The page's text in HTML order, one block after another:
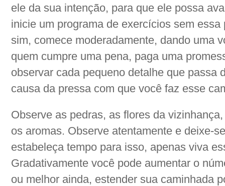
ele da sua intenção, para que ele possa
inicie um programa de exercícios sem
sim, comece moderadamente, dando uma
quem cumpre uma pena, paga uma
observar cada pequeno detalhe que passa
causa da pressa com que você faz esse
Observe as pedras, as flores da
os aromas. Observe atentamente e deixe-
estabeleça tempo para isso, apenas viva
Gradativamente você pode aumentar o
ou melhor ainda, estender sua caminhada